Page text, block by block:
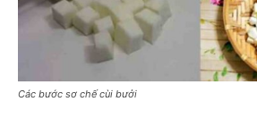
Các bước sơ chế cùi bưởi